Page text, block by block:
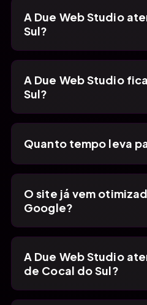
A Due Web Studio
Sul?
A Due Web Studio
Sul?
Quanto tempo leva
O site já vem
Google?
A Due Web Studio
de Cocal do Sul?